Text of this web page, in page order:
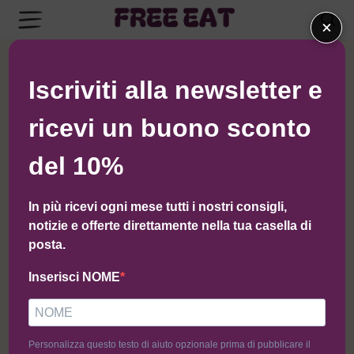
×
Iscriviti alla newsletter e
ricevi un buono sconto
del 10%
In più ricevi ogni mese tutti i nostri consigli,
notizie e offerte direttamente nella tua casella di
posta.
Inserisci NOME
Personalizza questo testo di aiuto opzionale prima di pubblicare il